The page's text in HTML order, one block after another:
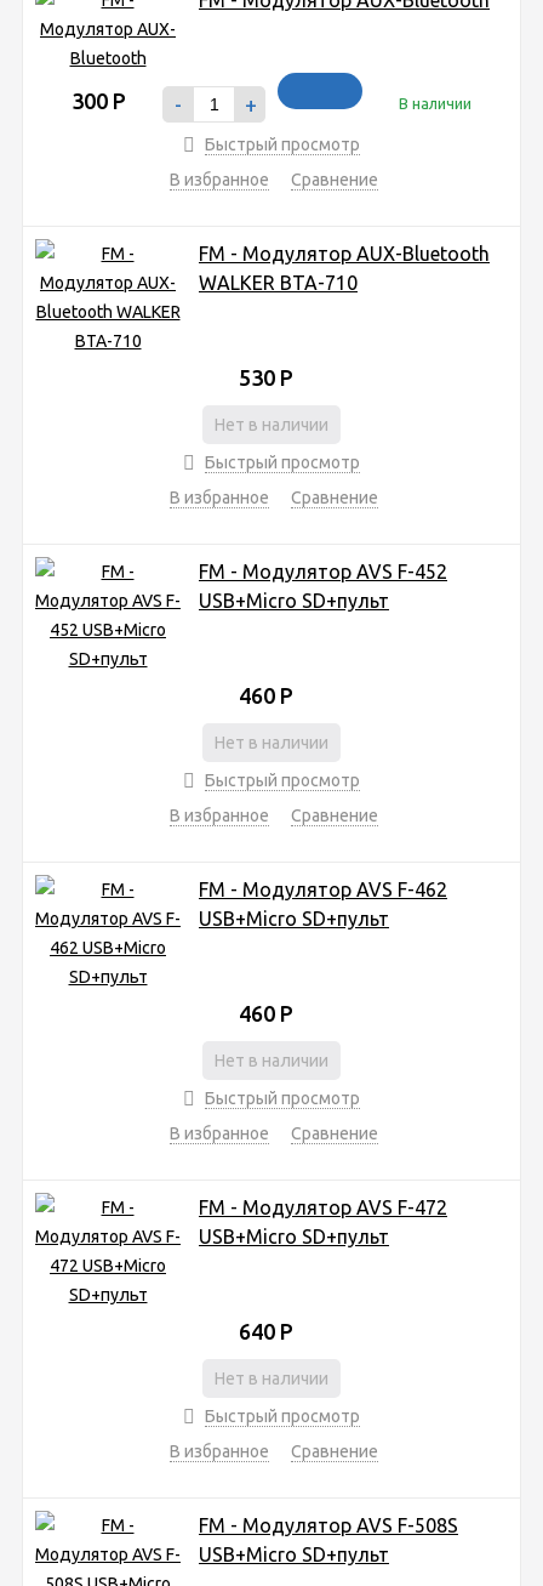
300 Р - + В наличии
Быстрый просмотр
В избранное
Сравнение
FM - Модулятор AUX-Bluetooth
WALKER BTA-710
530 Р
Нет в наличии
Быстрый просмотр
В избранное
Сравнение
FM - Модулятор AVS F-452
USB+Micro SD+пульт
460 Р
Нет в наличии
Быстрый просмотр
В избранное
Сравнение
FM - Модулятор AVS F-462
USB+Micro SD+пульт
460 Р
Нет в наличии
Быстрый просмотр
В избранное
Сравнение
FM - Модулятор AVS F-472
USB+Micro SD+пульт
640 Р
Нет в наличии
Быстрый просмотр
В избранное
Сравнение
FM - Модулятор AVS F-508S
USB+Micro SD+пульт